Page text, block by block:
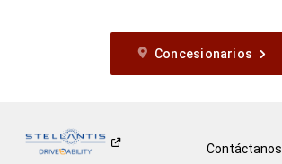
Concesionarios
Contáctanos